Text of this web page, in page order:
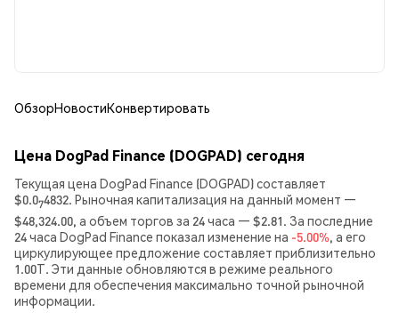
ОбзорНовостиКонвертировать
Цена DogPad Finance (DOGPAD) сегодня
Текущая цена DogPad Finance (DOGPAD) составляет
$0.074832. Рыночная капитализация на данный момент —
$48,324.00, а объем торгов за 24 часа — $2.81. За последние
24 часа DogPad Finance показал изменение на -5.00%, а его
циркулирующее предложение составляет приблизительно
1.00T. Эти данные обновляются в режиме реального
времени для обеспечения максимально точной рыночной
информации.